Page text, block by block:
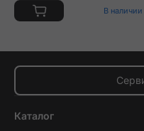
В наличии
Каталог